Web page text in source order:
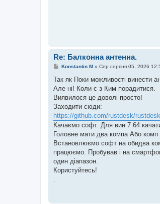
Re: Балконна антенна.
П
в
д
о
л
е
н
н
я
Konstantin M» Сер серпня 05, 2026
Так як Поки можливості винести
Але ні! Коли є з Ким порадитися.
Виявилося це доволі просто!
Заходити сюди:
https://github.com/rustdesk/
Качаємо софт. Для вин 7 64
Головне мати два компа Або
Встановлюємо софт на обидва
працюємо. Пробував і на
один діапазон.
Користуйтесь!
.